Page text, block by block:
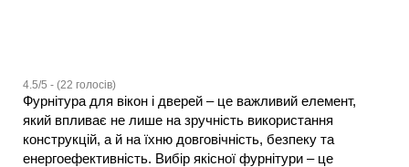
4.5/5 - (22 голосів)
Фурнітура для вікон і дверей – це важливий елемент,
який впливає не лише на зручність використання
конструкцій, а й на їхню довговічність, безпеку та
енергоефективність. Вибір якісної фурнітури – це